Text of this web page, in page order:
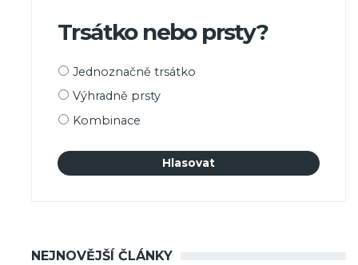
Trsátko nebo prsty?
Možnosti
Jednoznačně trsátko
Výhradně prsty
Kombinace
NEJNOVĚJŠÍ ČLÁNKY